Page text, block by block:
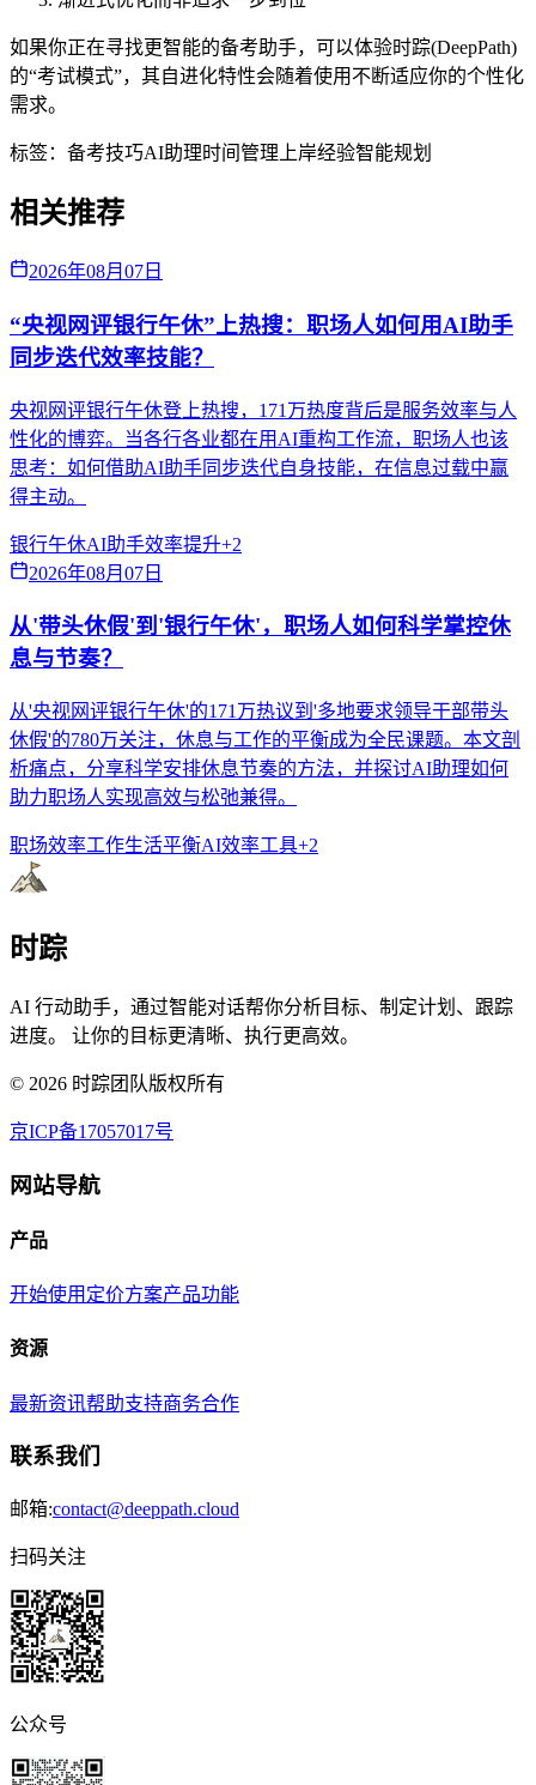
如果你正在寻找更智能的备考助手，可以体验时踪(DeepPath)
的“考试模式”，其自进化特性会随着使用不断适应你的个性化
需求。
标签： 备考技巧AI助理时间管理上岸经验智能规划
相关推荐
2026年08月07日
“央视网评银行午休”上热搜：职场人如何用AI助手
同步迭代效率技能？
央视网评银行午休登上热搜，171万热度背后是服务效率与人
性化的博弈。当各行各业都在用AI重构工作流，职场人也该
思考：如何借助AI助手同步迭代自身技能，在信息过载中赢
得主动。
银行午休AI助手效率提升+2
2026年08月07日
从'带头休假'到'银行午休'，职场人如何科学掌控休
息与节奏？
从'央视网评银行午休'的171万热议到'多地要求领导干部带头
休假'的780万关注，休息与工作的平衡成为全民课题。本文剖
析痛点，分享科学安排休息节奏的方法，并探讨AI助理如何
助力职场人实现高效与松弛兼得。
职场效率工作生活平衡AI效率工具+2
时踪
AI 行动助手，通过智能对话帮你分析目标、制定计划、跟踪
进度。 让你的目标更清晰、执行更高效。
© 2026 时踪团队版权所有
京ICP备17057017号
网站导航
产品
开始使用 定价方案产品功能
资源
最新资讯帮助支持商务合作
联系我们
邮箱:contact@deeppath.cloud
扫码关注
公众号